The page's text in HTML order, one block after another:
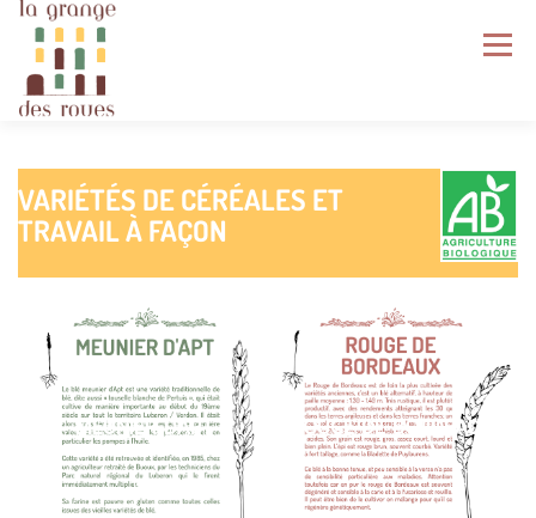
contenu
Menu
LA GRANGE DES ROUES ÉCOSYSTÈME
GRAINES DU VENTOUX AGENDA
NOUS REJOINDRE INFOS PRATIQUES
VARIÉTÉS DE CÉRÉALES ET
TRAVAIL À FAÇON
MEUNIER-DAPT ROUGE-DE-BORDEAUX